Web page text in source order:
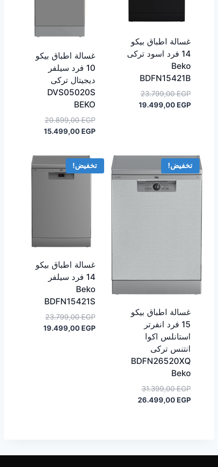
غسالة اطباق بيكو
14 فرد اسود تركى
Beko
BDFN15421B
23.799,00EGP
السعر
الأصلي19.499,00 EGP
السعر
غسالة اطباق بيكو
10 فرد سيلفر
ديجيتال تركى
DVS05020S
BEKO
20.899,00EGP
السعر
الأصلي
20.899,00 EGP.
15.499,00 EGP
السعر
هو:
15.499,00 EGP.
تخفيض!
غسالة اطباق بيكو
15 فرد انفرتر
استانلس اكوا
انتنس تركى
BDFN26520XQ
Beko
31.399,00EGP
السعر
الأصلي26.499,00 EGP
السعر
تخفيض!
غسالة اطباق بيكو
14 فرد سيلفر
Beko
BDFN15421S
23.799,00EGP
السعر
الأصلي19.499,00 EGP
السعر